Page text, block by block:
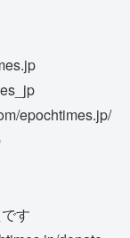
epochtimes.jp/
す